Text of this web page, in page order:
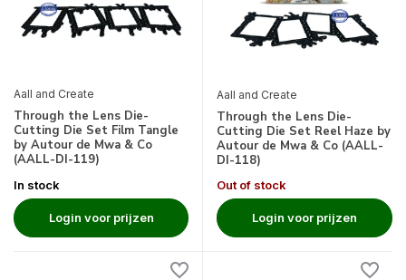
Aall and Create
Through the Lens Die-
Cutting Die Set Film Tangle
by Autour de Mwa & Co
(AALL-DI-119)
In stock
Login voor prijzen
Aall and Create
Through the Lens Die-
Cutting Die Set Reel Haze by
Autour de Mwa & Co (AALL-
DI-118)
Out of stock
Login voor prijzen